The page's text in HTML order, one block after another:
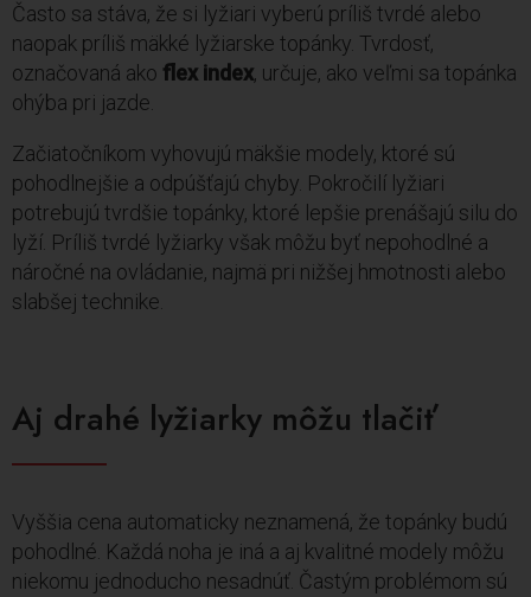
Často sa stáva, že si lyžiari vyberú príliš tvrdé alebo
naopak príliš mäkké lyžiarske topánky. Tvrdosť,
označovaná ako flex index, určuje, ako veľmi sa topánka
ohýba pri jazde.
Začiatočníkom vyhovujú mäkšie modely, ktoré sú
pohodlnejšie a odpúšťajú chyby. Pokročilí lyžiari
potrebujú tvrdšie topánky, ktoré lepšie prenášajú silu do
lyží. Príliš tvrdé lyžiarky však môžu byť nepohodlné a
náročné na ovládanie, najmä pri nižšej hmotnosti alebo
slabšej technike.
Aj drahé lyžiarky môžu tlačiť
Vyššia cena automaticky neznamená, že topánky budú
pohodlné. Každá noha je iná a aj kvalitné modely môžu
niekomu jednoducho nesadnúť. Častým problémom sú